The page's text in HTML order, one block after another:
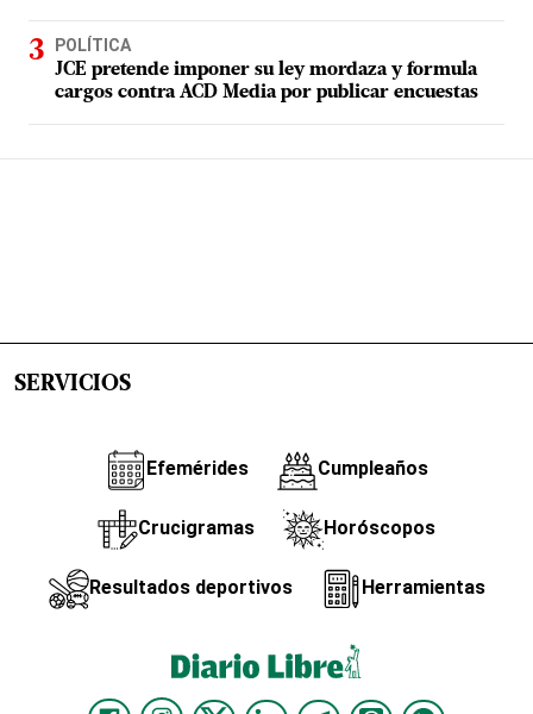
POLÍTICA
JCE pretende imponer su ley mordaza y formula
cargos contra ACD Media por publicar encuestas
SERVICIOS
Efemérides Cumpleaños
Crucigramas Horóscopos
Resultados deportivos Herramientas